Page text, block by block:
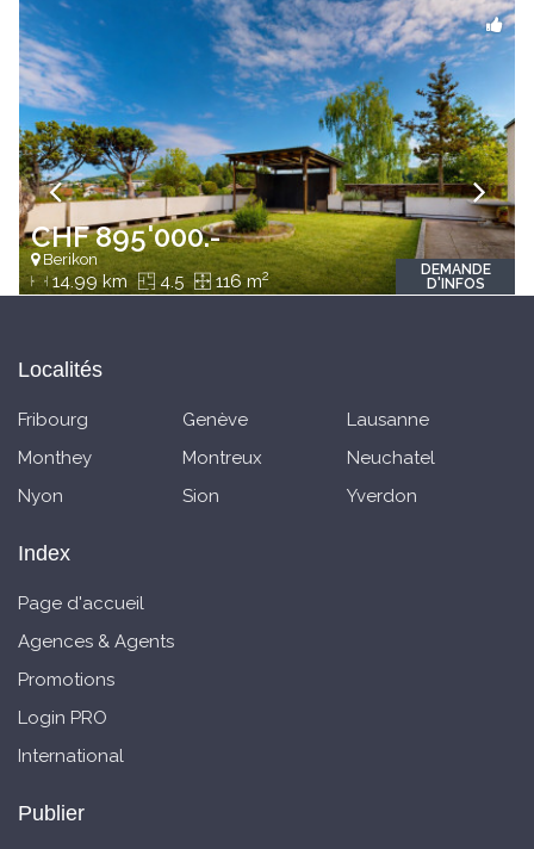
CHF 895'000.-
Berikon
14.99 km 4.5 116 m2
DEMANDE
D'INFOS
Localités
Fribourg Genève
Lausanne
Monthey
Montreux
Neuchatel
Nyon
Sion Yverdon
Index
Page d'accueil
Agences & Agents
Promotions
Login PRO
International
Publier